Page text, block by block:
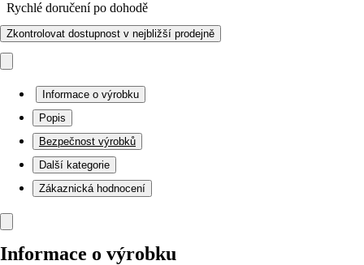
Rychlé doručení po dohodě
Zkontrolovat dostupnost v nejbližší prodejně
Informace o výrobku
Popis
Bezpečnost výrobků
Další kategorie
Zákaznická hodnocení
Informace o výrobku